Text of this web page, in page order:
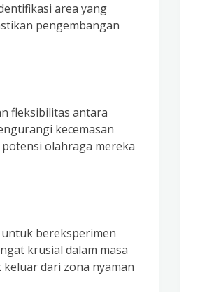
area yang
pengembangan
fleksibilitas antara
kecemasan
olahraga mereka
bereksperimen
krusial dalam masa
dari zona nyaman